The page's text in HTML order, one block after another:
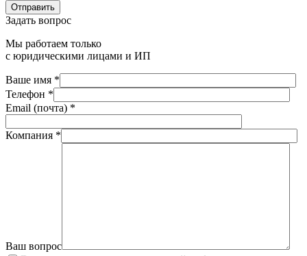
Отправить
Задать вопрос
Мы работаем только
с юридическими лицами и ИП
Ваше имя *
Телефон *
Email (почта) *
Компания *
Ваш вопрос